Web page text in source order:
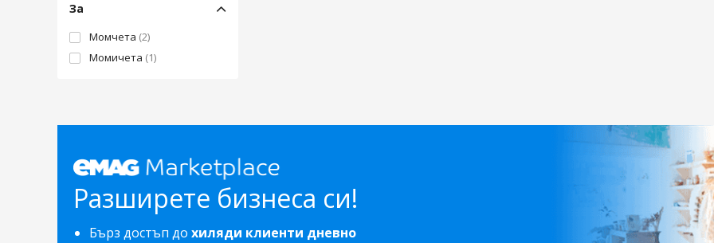
За
Момчета (2)
Момичета (1)
Разширете бизнеса си!
Бърз достъп до хиляди клиенти дневно